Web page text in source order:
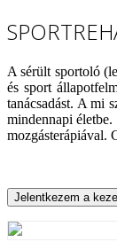
A sérült sportoló
és sport
tanácsadást. A mi
mindennapi
mozgásterápiával.